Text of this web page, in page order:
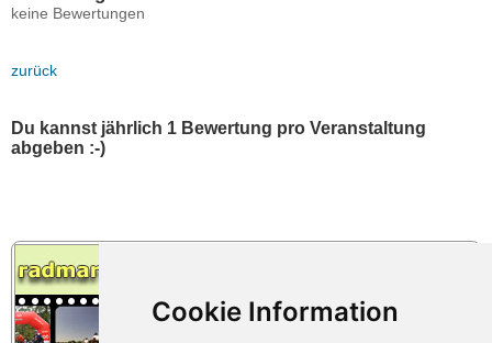
keine Bewertungen
zurück
Du kannst jährlich 1 Bewertung pro Veranstaltung
abgeben :-)